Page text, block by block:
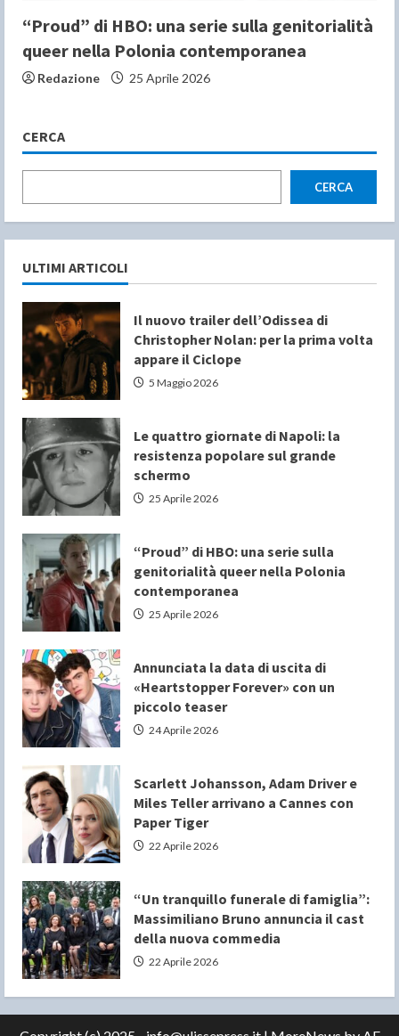
“Proud” di HBO: una serie sulla genitorialità
queer nella Polonia contemporanea
Redazione 25 Aprile 2026
CERCA
CERCA
ULTIMI ARTICOLI
Il nuovo trailer dell’Odissea di
Christopher Nolan: per la prima volta
appare il Ciclope
5 Maggio 2026
Le quattro giornate di Napoli: la
resistenza popolare sul grande
schermo
25 Aprile 2026
“Proud” di HBO: una serie sulla
genitorialità queer nella Polonia
contemporanea
25 Aprile 2026
Annunciata la data di uscita di
«Heartstopper Forever» con un
piccolo teaser
24 Aprile 2026
Scarlett Johansson, Adam Driver e
Miles Teller arrivano a Cannes con
Paper Tiger
22 Aprile 2026
“Un tranquillo funerale di famiglia”:
Massimiliano Bruno annuncia il cast
della nuova commedia
22 Aprile 2026